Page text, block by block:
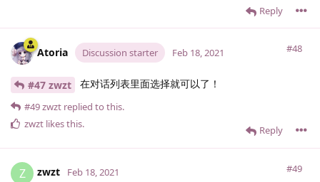
Reply
Atoria Discussion starter #48
Feb 18, 2021
#47 zwzt 在对话列表里面选择就可以了！
Reply
#49zwzt replied to this.
zwzt likes this.
Z zwzt #49
Feb 18, 2021